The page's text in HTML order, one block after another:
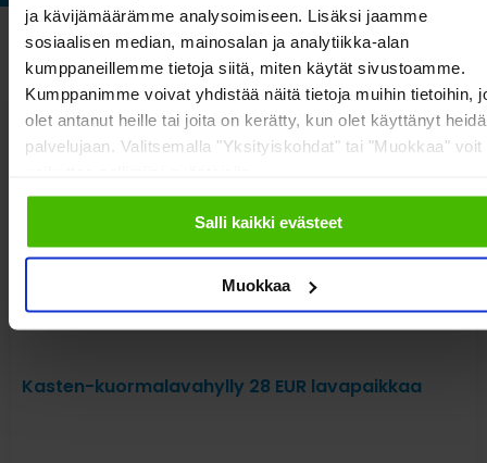
ja kävijämäärämme analysoimiseen. Lisäksi jaamme
sosiaalisen median, mainosalan ja analytiikka-alan
kumppaneillemme tietoja siitä, miten käytät sivustoamme.
Kumppanimme voivat yhdistää näitä tietoja muihin tietoihin,
olet antanut heille tai joita on kerätty, kun olet käyttänyt
palvelujaan. Valitsemalla "Yksityiskohdat" tai "Muokkaa" voit
Salli kaikki evästeet
Muokkaa
Katso myös nämä
Kasten-kuormalavahylly 28 EUR lavapaikkaa